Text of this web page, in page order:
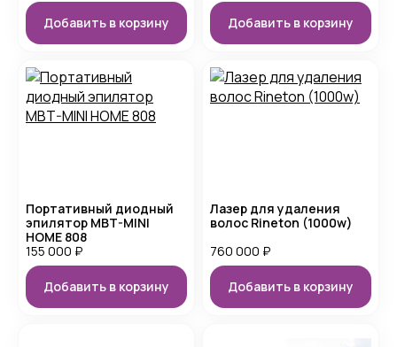
Добавить в корзину Добавить в корзину
Портативный диодный
эпилятор MBT-MINI
HOME 808
155 000 ₽
Добавить в корзину
Лазер для удаления
волос Rineton (1000w)
760 000 ₽
Добавить в корзину